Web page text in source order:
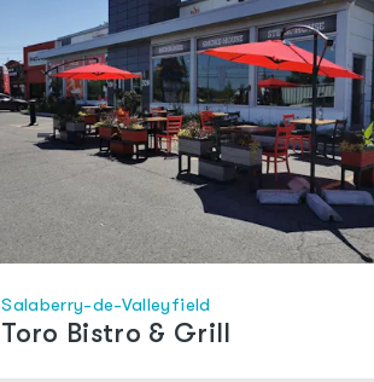
Salaberry-de-Valleyfield
Toro Bistro & Grill